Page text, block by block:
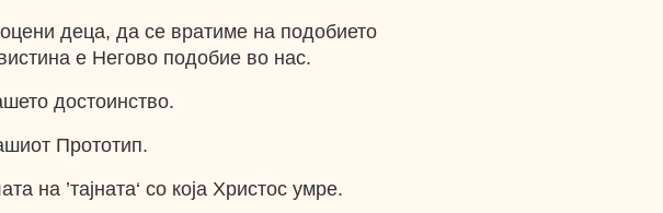
деца, да се вратиме на подобието
е Негово подобие во нас.
достоинство.
Прототип.
на ’тајната‘ со која Христос умре.